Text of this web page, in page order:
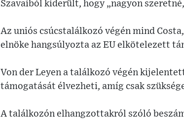
Szavaiból kiderült, hogy „nagyon
Az uniós csúcstalálkozó végén mind
elnöke hangsúlyozta az EU elkötelezett
Von der Leyen a találkozó végén
támogatását élvezheti, amíg csak
A találkozón elhangzottakról szóló